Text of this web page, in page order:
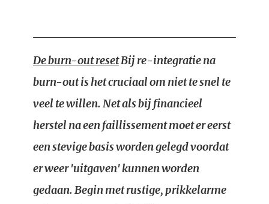
De burn-out resetBij re-integratie na
burn-out is het cruciaal om niet te snel te
veel te willen. Net als bij financieel
herstel na een faillissement moet er eerst
een stevige basis worden gelegd voordat
er weer 'uitgaven' kunnen worden
gedaan. Begin met rustige, prikkelarme